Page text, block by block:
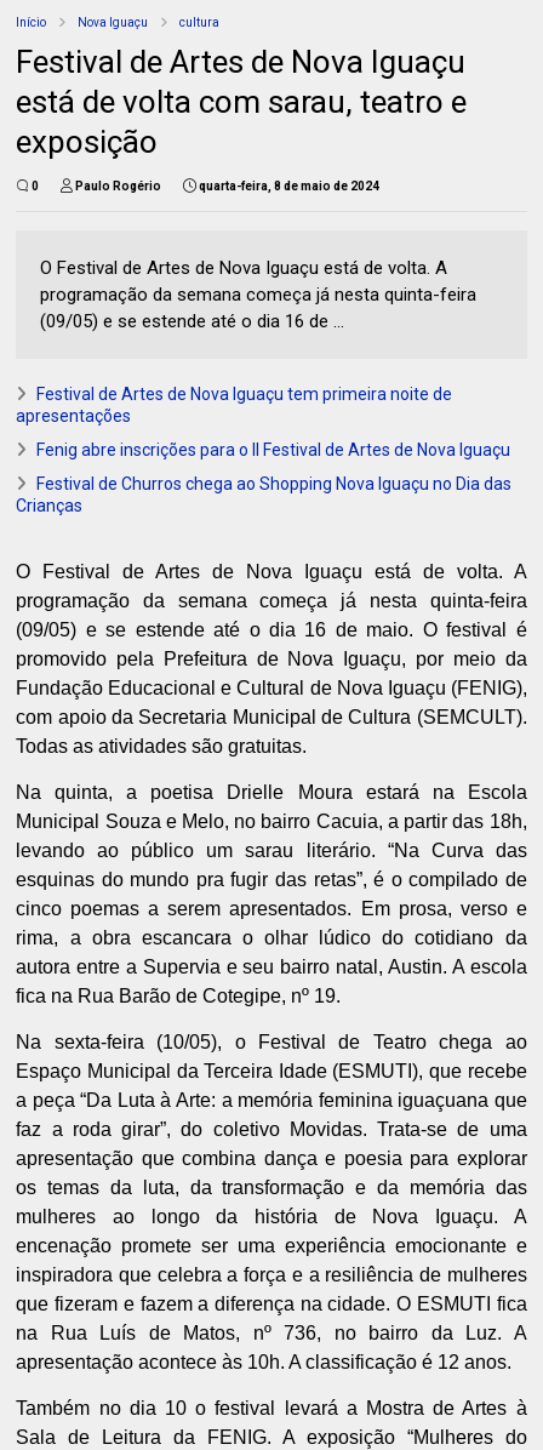
Início Nova Iguaçu cultura
Festival de Artes de Nova Iguaçu
está de volta com sarau, teatro e
exposição
0 Paulo Rogério quarta-feira, 8 de maio de 2024
O Festival de Artes de Nova Iguaçu está de volta. A
programação da semana começa já nesta quinta-feira
(09/05) e se estende até o dia 16 de ...
Festival de Artes de Nova Iguaçu tem primeira noite de
apresentações
Fenig abre inscrições para o II Festival de Artes de Nova Iguaçu
Festival de Churros chega ao Shopping Nova Iguaçu no Dia das
Crianças
O Festival de Artes de Nova Iguaçu está de volta. A
programação da semana começa já nesta quinta-feira
(09/05) e se estende até o dia 16 de maio. O festival é
promovido pela Prefeitura de Nova Iguaçu, por meio da
Fundação Educacional e Cultural de Nova Iguaçu (FENIG),
com apoio da Secretaria Municipal de Cultura (SEMCULT).
Todas as atividades são gratuitas.
Na quinta, a poetisa Drielle Moura estará na Escola
Municipal Souza e Melo, no bairro Cacuia, a partir das 18h,
levando ao público um sarau literário. “Na Curva das
esquinas do mundo pra fugir das retas”, é o compilado de
cinco poemas a serem apresentados. Em prosa, verso e
rima, a obra escancara o olhar lúdico do cotidiano da
autora entre a Supervia e seu bairro natal, Austin. A escola
fica na Rua Barão de Cotegipe, nº 19.
Na sexta-feira (10/05), o Festival de Teatro chega ao
Espaço Municipal da Terceira Idade (ESMUTI), que recebe
a peça “Da Luta à Arte: a memória feminina iguaçuana que
faz a roda girar”, do coletivo Movidas. Trata-se de uma
apresentação que combina dança e poesia para explorar
os temas da luta, da transformação e da memória das
mulheres ao longo da história de Nova Iguaçu. A
encenação promete ser uma experiência emocionante e
inspiradora que celebra a força e a resiliência de mulheres
que fizeram e fazem a diferença na cidade. O ESMUTI fica
na Rua Luís de Matos, nº 736, no bairro da Luz. A
apresentação acontece às 10h. A classificação é 12 anos.
Também no dia 10 o festival levará a Mostra de Artes à
Sala de Leitura da FENIG. A exposição “Mulheres do